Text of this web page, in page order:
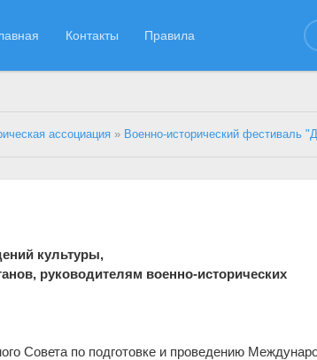
Контакты Правила
ассоциация » Военно-исторический фестиваль "ДЕНЬ
культуры,
руководителям военно-исторических
Совета по подготовке и проведению